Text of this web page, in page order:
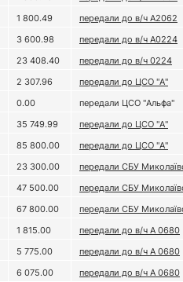
1 800.49
передали до в/ч А2062
3 600.98
передали до в/ч А0224
23 408.40
передали до в/ч 0224
2 307.96
передали до ЦСО "А"
0.00
передали ЦСО "Альфа"
35 749.99
передали до ЦСО "А"
85 800.00
передали до ЦСО "А"
23 300.00
передали СБУ
47 500.00
передали СБУ
67 800.00
передали СБУ
1 815.00
передали до в/ч А 0680
5 775.00
передали до в/ч А 0680
6 075.00
передали до в/ч А 0680